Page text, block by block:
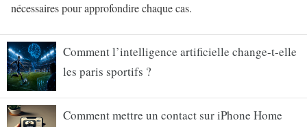
nécessaires pour approfondire chaque cas.
Comment l’intelligence artificielle change-t-elle
les paris sportifs ?
Comment mettre un contact sur iPhone Home